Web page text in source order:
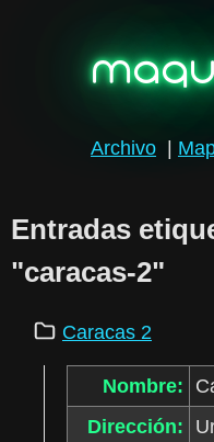
Archivo
Entradas
"caracas-2"
Caracas 2
Nombre:
Dirección: